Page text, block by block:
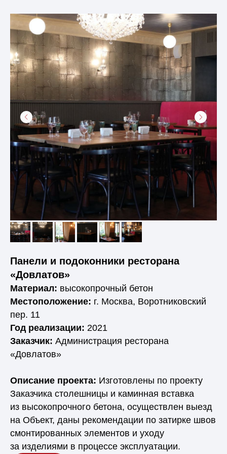
Панели и подоконники ресторана
«‎Довлатов»
Материал: высокопрочный бетон
Местоположение: г. Москва, Воротниковский
пер. 11
Год реализации: 2021
Заказчик: Администрация ресторана
«Довлатов»
Описание проекта: Изготовлены по проекту
Заказчика столешницы и каминная вставка
из высокопрочного бетона, осуществлен выезд
на Объект, даны рекомендации по затирке швов
смонтированных элементов и уходу
за изделиями в процессе эксплуатации.